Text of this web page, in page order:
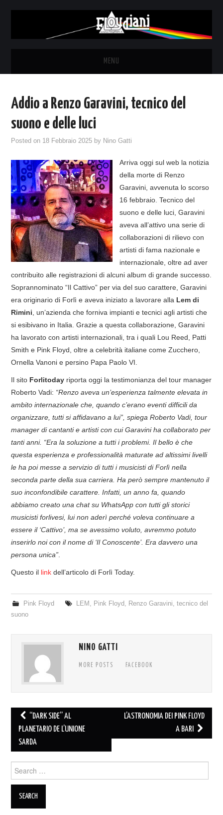
MENU
THE LUNATICS
SYD BARRETT – ALLE SOGLIE
DELL’ALBA
FANZINE
COVER & TRIBUTI
EVENTI
DISCOGRAFIA
LINKS
CONTATTI
RELICS – SFALCI E RAMAGLIE
PINKFLOYDIANE
POLICY/COOKIES
Addio a Renzo Garavini, tecnico del
suono e delle luci
Posted on 18 Febbraio 2025 by Nino Gatti
Arriva oggi sul web la notizia
della morte di Renzo
Garavini, avvenuta lo scorso
16 febbraio. Tecnico del
suono e delle luci, Garavini
aveva all’attivo una serie di
collaborazioni di rilievo con
artisti di fama nazionale e
internazionale, oltre ad aver
contribuito alle registrazioni di alcuni album di grande successo.
Soprannominato “Il Cattivo” per via del suo carattere, Garavini
era originario di Forlì e aveva iniziato a lavorare alla Lem di
Rimini , un’azienda che forniva impianti e tecnici agli artisti che
si esibivano in Italia. Grazie a questa collaborazione, Garavini
ha lavorato con artisti internazionali, tra i quali Lou Reed, Patti
Smith e Pink Floyd, oltre a celebrità italiane come Zucchero,
Ornella Vanoni e persino Papa Paolo VI.
Il sito Forlitoday riporta oggi la testimonianza del tour manager
Roberto Vadi: “Renzo aveva un’esperienza talmente elevata in
ambito internazionale che, quando c’erano eventi difficili da
organizzare, tutti si affidavano a lui”, spiega Roberto Vadi, tour
manager di cantanti e artisti con cui Garavini ha collaborato per
tanti anni. “Era la soluzione a tutti i problemi. Il bello è che
questa esperienza e professionalità maturate ad altissimi livelli
le ha poi messe a servizio di tutti i musicisti di Forlì nella
seconda parte della sua carriera. Ha però sempre mantenuto il
suo inconfondibile carattere. Infatti, un anno fa, quando
abbiamo creato una chat su WhatsApp con tutti gli storici
musicisti forlivesi, lui non aderì perché voleva continuare a
essere il ‘Cattivo’, ma se avessimo voluto, avremmo potuto
inserirlo noi con il nome di ‘Il Conoscente’. Era davvero una
persona unica”
Questo il link dell’articolo di Forlì Today.
Pink Floyd LEM , Pink Floyd, Renzo Garavini, tecnico del
suono
NINO GATTI
MORE POSTS FACEBOOK
Post
navigation
“DARK SIDE” AL
PLANETARIO DE L’UNIONE
SARDA
L’ASTRONOMIA DEI PINK FLOYD
A BARI
for: